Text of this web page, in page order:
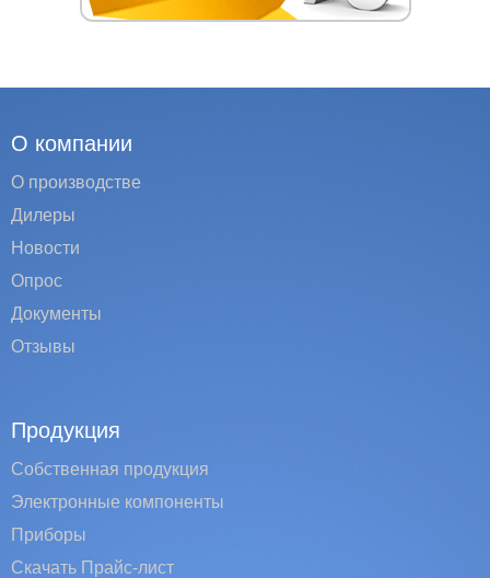
О компании
О производстве
Дилеры
Новости
Опрос
Документы
Отзывы
Продукция
Собственная продукция
Электронные компоненты
Приборы
Скачать Прайс-лист